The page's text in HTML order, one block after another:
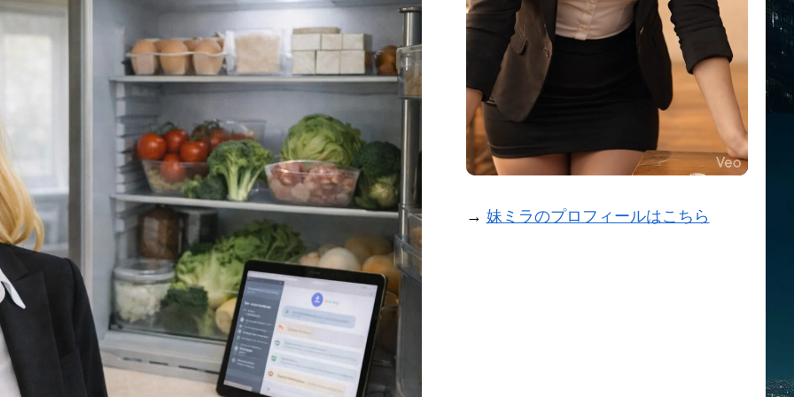
→ 妹ミラのプロフィールはこちら